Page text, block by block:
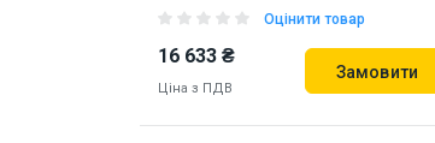
Оцінити товар
16 633 ₴
Ціна з ПДВ
Замовити